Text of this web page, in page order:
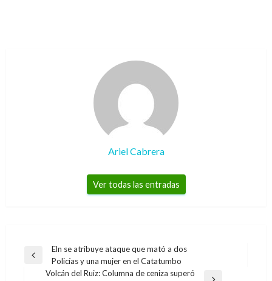
Ariel Cabrera
Ver todas las entradas
Navegación
Entrada
anterior
Eln se atribuye ataque que mató a dos
Policías y una mujer en el Catatumbo
Volcán del Ruiz: Columna de ceniza superó